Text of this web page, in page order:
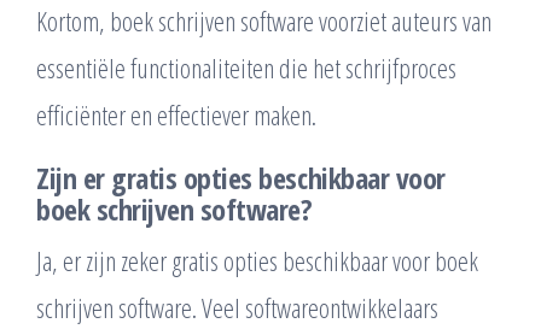
Kortom, boek schrijven software voorziet auteurs van
essentiële functionaliteiten die het schrijfproces
efficiënter en effectiever maken.
Zijn er gratis opties beschikbaar voor
boek schrijven software?
Ja, er zijn zeker gratis opties beschikbaar voor boek
schrijven software. Veel softwareontwikkelaars